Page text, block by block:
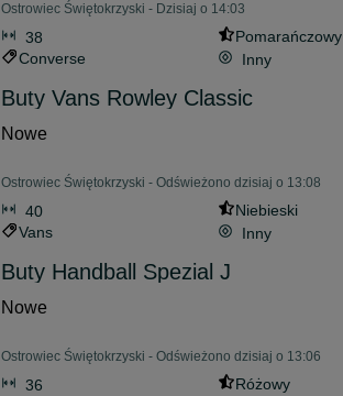
Ostrowiec Świętokrzyski - Dzisiaj o 14:03
38
Pomarańczowy
Converse
Inny
Buty Vans Rowley Classic
Nowe
Ostrowiec Świętokrzyski - Odświeżono dzisiaj o 13:08
40
Niebieski
Vans
Inny
Buty Handball Spezial J
Nowe
Ostrowiec Świętokrzyski - Odświeżono dzisiaj o 13:06
36
Różowy